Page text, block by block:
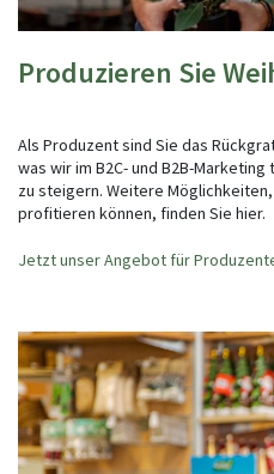
Produzieren Sie
Als Produzent sind Sie das
was wir im B2C- und B2B-
zu steigern. Weitere
profitieren können, finden Sie hier.
Jetzt unser Angebot für